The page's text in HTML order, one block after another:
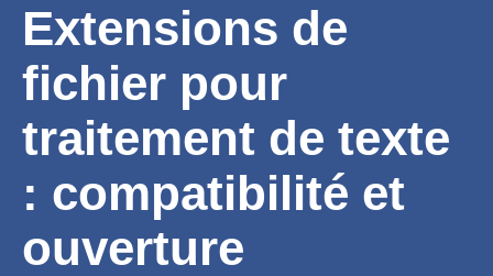
Extensions de
fichier pour
traitement de texte
: compatibilité et
ouverture